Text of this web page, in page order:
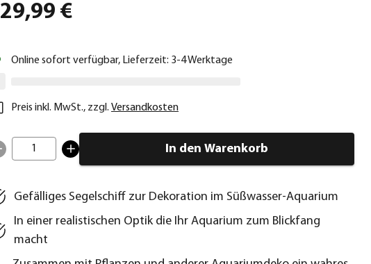
29,99 €
Online sofort verfügbar, Lieferzeit: 3-4 Werktage
Preis inkl. MwSt., zzgl. Versandkosten
1 In den Warenkorb
Gefälliges Segelschiff zur Dekoration im Süßwasser-Aquarium
In einer realistischen Optik die Ihr Aquarium zum Blickfang
macht